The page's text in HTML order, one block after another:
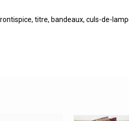
titre, bandeaux, culs-de-